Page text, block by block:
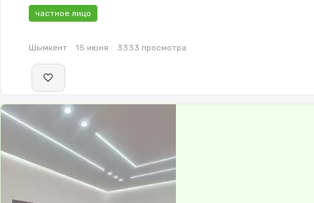
меблирована,Полностью меблирована,Пластиковые
частное лицо
Шымкент 15 июня 3333 просмотра